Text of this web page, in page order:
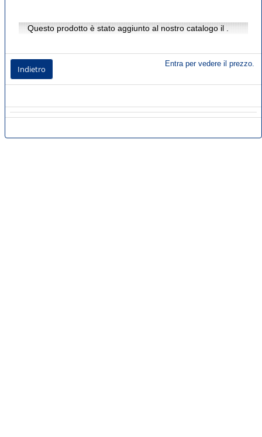
Questo prodotto è stato aggiunto al nostro catalogo il .
Indietro
Entra per vedere il prezzo.